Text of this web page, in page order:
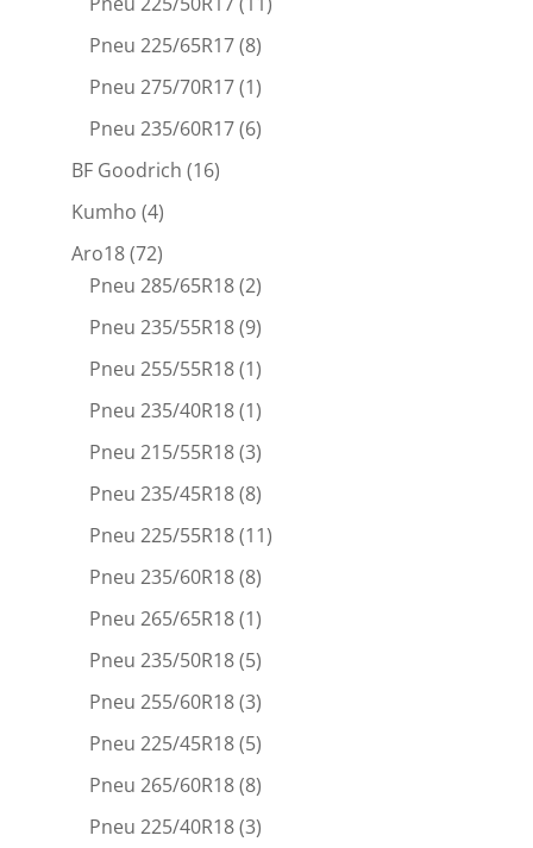
Pneu 225/65R17(8)
Pneu 275/70R17(1)
Pneu 235/60R17(6)
BF Goodrich (16)
Kumho (4)
Aro18(72)
Pneu 285/65R18(2)
Pneu 235/55R18(9)
Pneu 255/55R18(1)
Pneu 235/40R18(1)
Pneu 215/55R18(3)
Pneu 235/45R18(8)
Pneu 225/55R18(11)
Pneu 235/60R18(8)
Pneu 265/65R18(1)
Pneu 235/50R18(5)
Pneu 255/60R18(3)
Pneu 225/45R18(5)
Pneu 265/60R18(8)
Pneu 225/40R18(3)